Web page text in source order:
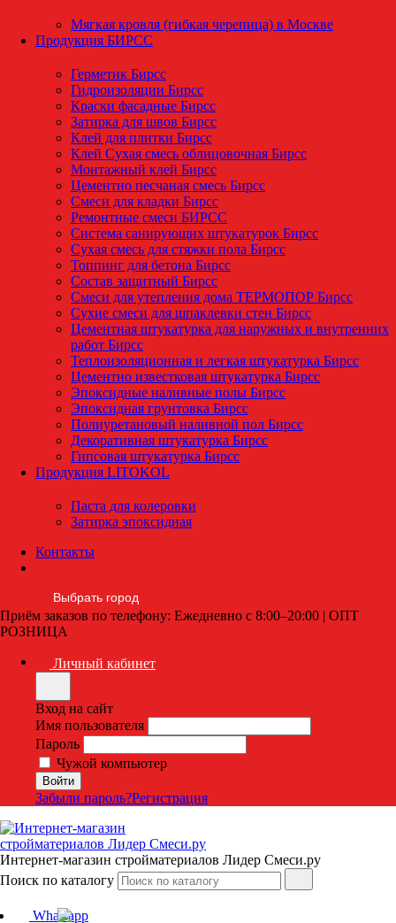
Мягкая кровля (гибкая черепица) в Москве
Продукция БИРСС
Герметик Бирсс
Гидроизоляции Бирсс
Краски фасадные Бирсс
Затирка для швов Бирсс
Клей для плитки Бирсс
Клей Сухая смесь облицовочная Бирсс
Монтажный клей Бирсс
Цементно песчаная смесь Бирсс
Смеси для кладки Бирсс
Ремонтные смеси БИРСС
Система санирующих штукатурок Бирсс
Сухая смесь для стяжки пола Бирсс
Топпинг для бетона Бирсс
Состав защитный Бирсс
Смеси для утепления дома ТЕРМОПОР Бирсс
Сухие смеси для шпаклевки стен Бирсс
Цементная штукатурка для наружных и внутренних
работ Бирсс
Теплоизоляционная и легкая штукатурка Бирсс
Цементно известковая штукатурка Бирсс
Эпоксидные наливные полы Бирсс
Эпоксидная грунтовка Бирсс
Полиуретановый наливной пол Бирсс
Декоративная штукатурка Бирсс
Гипсовая штукатурка Бирсс
Продукция LITOKOL
Паста для колеровки
Затирка эпоксидная
Контакты
Выбрать город
Приём заказов по телефону: Ежедневно с 8:00–20:00 | ОПТ
РОЗНИЦА
Личный кабинет
Вход на сайт
Имя пользователя
Пароль
Чужой компьютер
Забыли пароль?Регистрация
Интернет-магазин стройматериалов Лидер Смеси.ру
Поиск по каталогу
Whatsapp